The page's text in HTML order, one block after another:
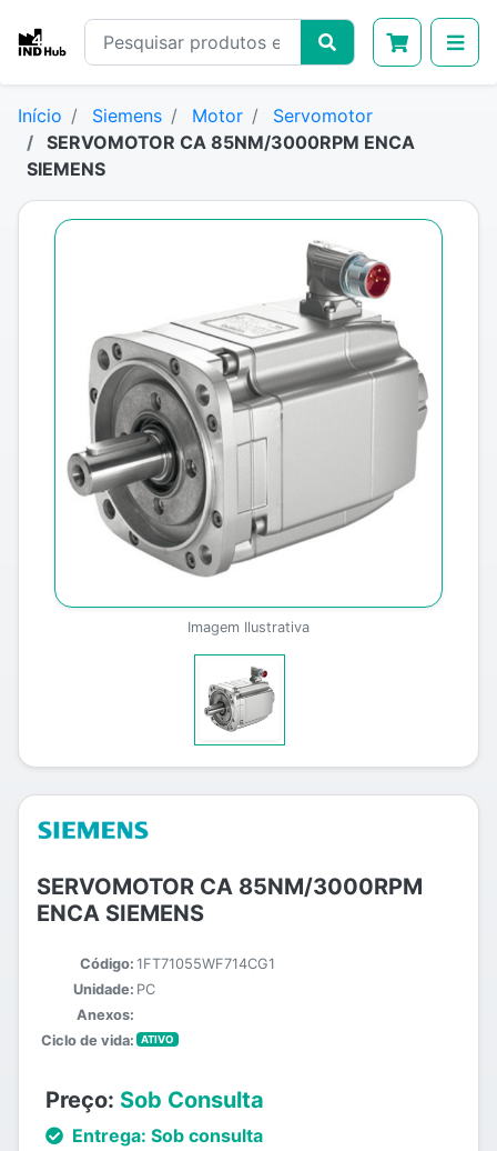
Início Siemens Motor
Servomotor
SERVOMOTOR CA 85NM/3000RPM ENCA
SIEMENS
Imagem Ilustrativa
SERVOMOTOR CA 85NM/3000RPM
ENCA SIEMENS
Código: 1FT71055WF714CG1
Unidade: PC
Anexos:
Ciclo de vida:
ATIVO
Preço: Sob Consulta
Entrega: Sob consulta